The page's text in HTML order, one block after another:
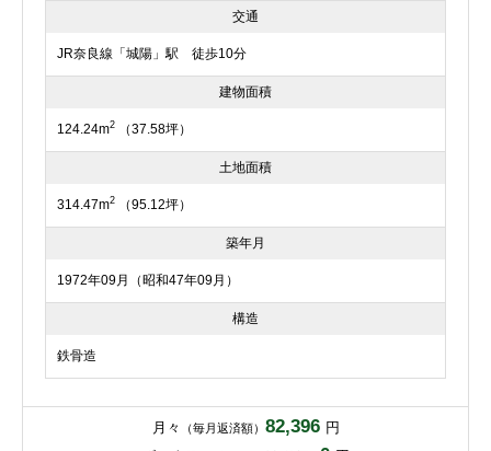
交通
JR奈良線「城陽」駅 徒歩10分
建物面積
124.24m2 （37.58坪）
土地面積
314.47m2 （95.12坪）
築年月
1972年09月（昭和47年09月）
構造
鉄骨造
月々 （毎月返済額） 82,396 円